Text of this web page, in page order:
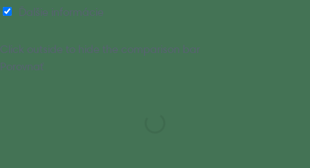
Ďalšie informácie
Click outside to hide the comparison bar
Porovnať